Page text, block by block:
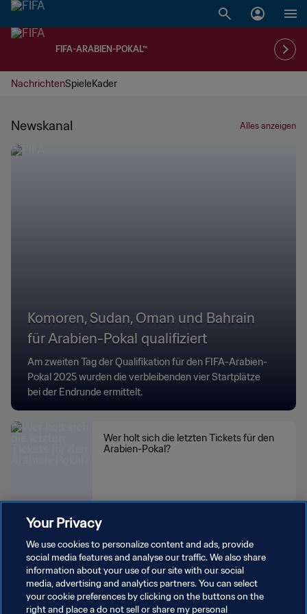
FIFA-ARABIEN-POKAL™
NachrichtenSpieleKader
Newskanal Alles anzeigen
Komoren, Sudan, Oman und Bahrain
für Arabien-Pokal qualifiziert
Am zweiten Tag der Qualifikation für den FIFA-Arabien-
Pokal 2025 wurden die verbleibenden vier Startplätze
bei der Endrunde ermittelt.
Wer holt sich die letzten Tickets für den
Arabien-Pokal?
Your Privacy
We use cookies to personalize content and ads, provide
social media features and analyse our traffic. We also share
information about your use of our site with our social
media, advertising and analytics partners. You can select
your cookie preferences by clicking on the buttons on the
right and place a do not sell or share my personal